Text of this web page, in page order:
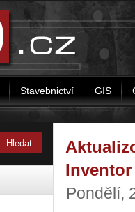
Stavebnictví GIS
Inventor
Pondělí,